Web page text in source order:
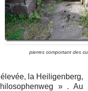
pierres comportant des
la Heiligenberg,
» . Au